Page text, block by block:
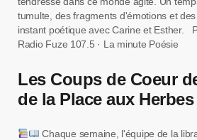
tumulte, des fragments d'émotions et
instant poétique avec Carine et Esther.
Radio Fuze 107.5 · La minute Poésie
Les Coups de Coeur
de la Place aux Herbes
Chaque semaine, l'équipe de la